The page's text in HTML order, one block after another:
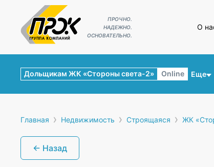
ПРОЧНО.
НАДЕЖНО.
ОСНОВАТЕЛЬНО.
О
Еще
Дольщикам ЖК «Стороны света-2» Online
Главная › Недвижимость › Строящаяся › ЖК
← Назад